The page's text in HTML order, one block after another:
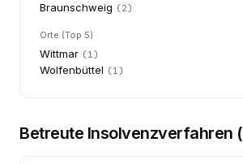
Braunschweig (2)
Orte (Top 5)
Wittmar (1)
Wolfenbüttel (1)
Betreute Insolvenzverfahren (